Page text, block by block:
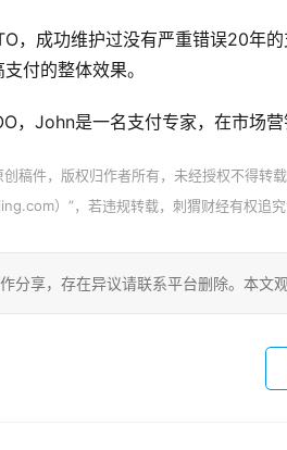
，成功维护过没有严重错误20年
付的整体效果。
，John是一名支付专家，在市场营
稿件，版权归作者所有，未经授权不得转
）”，若违规转载，刺猬财经有权追
分享，存在异议请联系平台删除。本文